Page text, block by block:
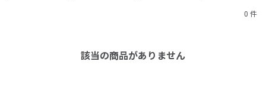
0 件
該当の商品がありません